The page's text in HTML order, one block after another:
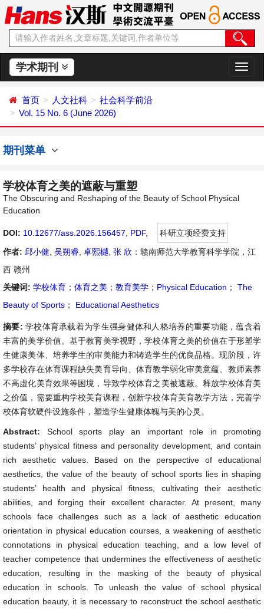
学术期刊
切
换
首页 人文社科
社会科学前沿
Vol. 15 No. 6 (June 2026)
期刊菜单
学校体育之美的遮蔽与重塑
The Obscuring and Reshaping of the Beauty of School Physical
Education
DOI: 10.12677/ass.2026.156457 PDF,
科研立项经费支持
作者: 邱小健 吴朔睿 卓熙樾 张 欣 ：赣南师范大学教育科学学院，江
西 赣州
关键词: 学校体育 ； 体育之美 ； 教育美学 ； Physical Education ；
The
Beauty of Sports ； Educational Aesthetics
摘要: 学校体育承载着为学生强身健体和人格培养的重要功能，蕴含着
丰富的美学价值。基于教育美学视野，学校体育之美的价值在于形塑学
生健康美体、培养学生的审美能力和铸造学生的优良品格。现阶段，许
多学校存在体育课程缺失美育导向、体育教学弱化审美意蕴、教师素养
不高虚化美育效果等困境，导致学校体育之美被遮蔽。释放学校体育美
之价值，需要重构学校美育课程，创新学校体育美育教学方法，完善学
校体育软硬件设施条件，塑造学生健康体魄与美的心灵。
Abstract: School sports play an important role in promoting
students’ physical fitness and personality development, and contain
rich aesthetic values. Based on the perspective of educational
aesthetics, the value of the beauty of school sports lies in shaping
students’ health and physical fitness, cultivating their aesthetic
abilities, and forging their excellent character. At present, many
schools face challenges such as a lack of aesthetic education
orientation in physical education courses, a weakening of aesthetic
connotations in physical education teaching, and a low level of
teacher competence that undermines the effectiveness of aesthetic
education, resulting in the masking of the beauty of physical
education in schools. To unleash the value of school physical
education beauty, it is necessary to reconstruct the school aesthetic